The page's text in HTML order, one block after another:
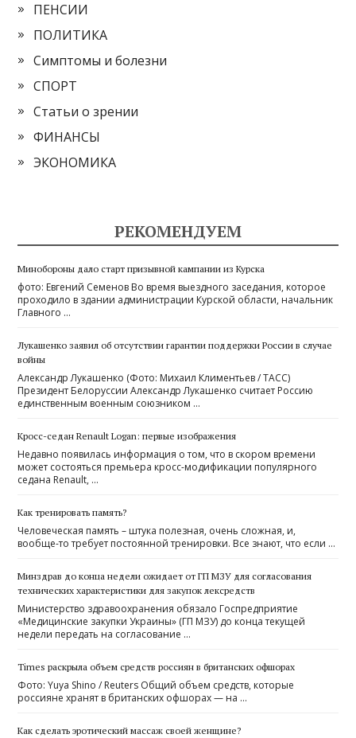
ПЕНСИИ
ПОЛИТИКА
Симптомы и болезни
СПОРТ
Статьи о зрении
ФИНАНСЫ
ЭКОНОМИКА
РЕКОМЕНДУЕМ
Минобороны дало старт призывной кампании из Курска
фото: Евгений Семенов Во время выездного заседания, которое
проходило в здании администрации Курской области, начальник
Главного …
Лукашенко заявил об отсутствии гарантии поддержки России в случае
войны
Александр Лукашенко (Фото: Михаил Климентьев / ТАСС)
Президент Белоруссии Александр Лукашенко считает Россию
единственным военным союзником …
Кросс-седан Renault Logan: первые изображения
Недавно появилась информация о том, что в скором времени
может состояться премьера кросс-модификации популярного
седана Renault, …
Как тренировать память?
Человеческая память – штука полезная, очень сложная, и,
вообще-то требует постоянной тренировки. Все знают, что если …
Минздрав до конца недели ожидает от ГП МЗУ для согласования
технических характеристики для закупок лексредств
Министерство здравоохранения обязало Госпредприятие
«Медицинские закупки Украины» (ГП МЗУ) до конца текущей
недели передать на согласование …
Times раскрыла объем средств россиян в британских офшорах
Фото: Yuya Shino / Reuters Общий объем средств, которые
россияне хранят в британских офшорах — на …
​Как сделать эротический массаж своей женщине?